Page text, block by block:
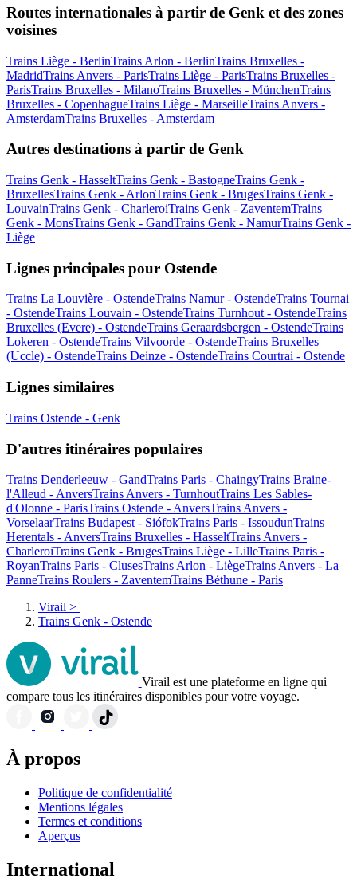
Routes internationales à partir de Genk et des zones
voisines
Trains Liège - BerlinTrains Arlon - BerlinTrains Bruxelles -
MadridTrains Anvers - ParisTrains Liège - ParisTrains Bruxelles -
ParisTrains Bruxelles - MilanoTrains Bruxelles - MünchenTrains
Bruxelles - CopenhagueTrains Liège - MarseilleTrains Anvers -
AmsterdamTrains Bruxelles - Amsterdam
Autres destinations à partir de Genk
Trains Genk - HasseltTrains Genk - BastogneTrains Genk -
BruxellesTrains Genk - ArlonTrains Genk - BrugesTrains Genk -
LouvainTrains Genk - CharleroiTrains Genk - ZaventemTrains
Genk - MonsTrains Genk - GandTrains Genk - NamurTrains Genk -
Liège
Lignes principales pour Ostende
Trains La Louvière - OstendeTrains Namur - OstendeTrains Tournai
- OstendeTrains Louvain - OstendeTrains Turnhout - OstendeTrains
Bruxelles (Evere) - OstendeTrains Geraardsbergen - OstendeTrains
Lokeren - OstendeTrains Vilvoorde - OstendeTrains Bruxelles
(Uccle) - OstendeTrains Deinze - OstendeTrains Courtrai - Ostende
Lignes similaires
Trains Ostende - Genk
D'autres itinéraires populaires
Trains Denderleeuw - GandTrains Paris - ChaingyTrains Braine-
l'Alleud - AnversTrains Anvers - TurnhoutTrains Les Sables-
d'Olonne - ParisTrains Ostende - AnversTrains Anvers -
VorselaarTrains Budapest - SiófokTrains Paris - IssoudunTrains
Herentals - AnversTrains Bruxelles - HasseltTrains Anvers -
CharleroiTrains Genk - BrugesTrains Liège - LilleTrains Paris -
RoyanTrains Paris - ClusesTrains Arlon - LiègeTrains Anvers - La
PanneTrains Roulers - ZaventemTrains Béthune - Paris
Virail >
Trains Genk - Ostende
Virail est une plateforme en ligne qui
compare tous les itinéraires disponibles pour votre voyage.
À propos
Politique de confidentialité
Mentions légales
Termes et conditions
Aperçus
International